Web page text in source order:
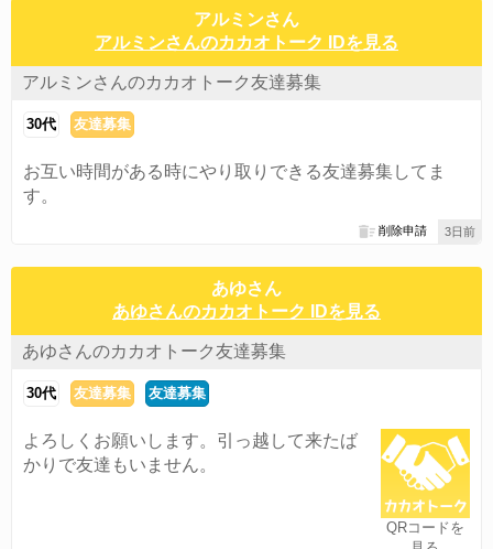
アルミンさん
アルミンさんのカカオトーク IDを見る
アルミンさんのカカオトーク友達募集
30代 友達募集
お互い時間がある時にやり取りできる友達募集してま
す。
3日前
削除申請
あゆさん
あゆさんのカカオトーク IDを見る
あゆさんのカカオトーク友達募集
30代 友達募集 友達募集
QRコードを
よろしくお願いします。引っ越して来たば
かりで友達もいません。